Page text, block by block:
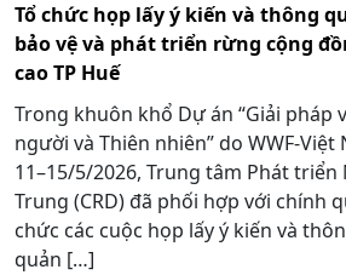
Tổ chức họp lấy ý kiến và thông
bảo vệ và phát triển rừng cộng
cao TP Huế
Trong khuôn khổ Dự án “Giải pháp
người và Thiên nhiên” do WWF-
11–15/5/2026, Trung tâm Phát
Trung (CRD) đã phối hợp với chính
chức các cuộc họp lấy ý kiến và
quản […]